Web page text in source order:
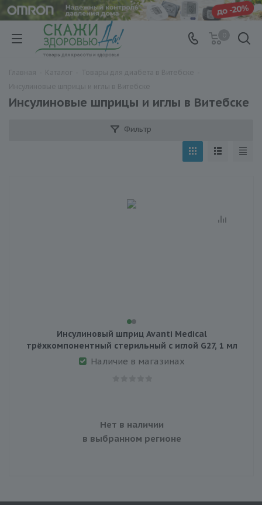
Инсулиновые шприцы и иглы в Витебске
Фильтр
Инсулиновый шприц Avanti Medical
трёхкомпонентный стерильный с иглой G27, 1 мл
Наличие в магазинах
Нет в наличии
в выбранном регионе